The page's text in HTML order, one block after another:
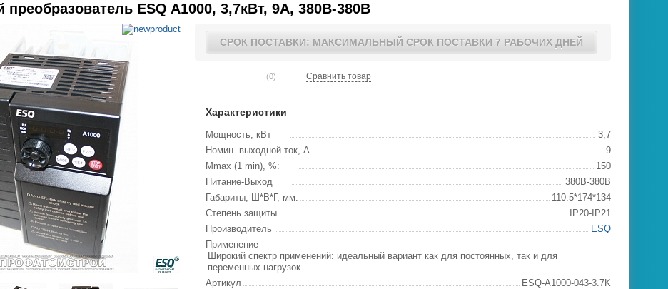
преобразователь ESQ A1000, 3,7кВт, 9А, 380В-380В
СРОК ПОСТАВКИ: МАКСИМАЛЬНЫЙ СРОК ПОСТАВКИ 7 РАБОЧИХ ДНЕЙ
(0) Сравнить товар
Характеристики
Мощность, кВт
3,7
Номин. выходной ток, А
9
Mmax (1 min), %:
150
Питание-Выход
380В-380В
Габариты, Ш*В*Г, мм:
110.5*174*134
Степень защиты
IP20-IP21
Производитель
ESQ
Применение
Широкий спектр применений: идеальный вариант как для постоянных, так и для
переменных нагрузок
Артикул
ESQ-A1000-043-3.7K